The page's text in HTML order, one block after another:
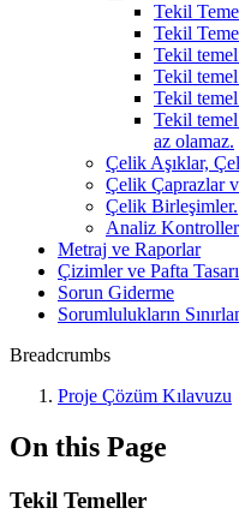
Tekil
Tekil
Tekil
Tekil temel
Tekil temel
Tekil temel
az olamaz.
Çelik Aşıklar,
Çelik Çaprazlar
Çelik Birleşimler.
Analiz
Metraj ve Raporlar
Çizimler ve Pafta
Sorun Giderme
Sorumlulukların
Breadcrumbs
Proje Çözüm Kılavuzu
On this Page
Tekil Temeller